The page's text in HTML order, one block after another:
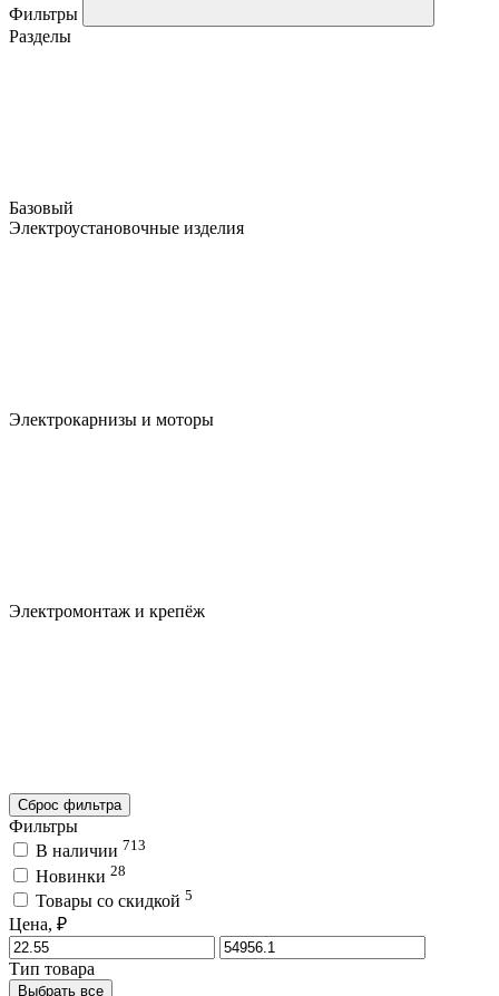
Фильтры
Разделы
Базовый
Электроустановочные изделия
Электрокарнизы и моторы
Электромонтаж и крепёж
Сброс фильтра
Фильтры
В наличии 713
Новинки 28
Товары со скидкой 5
Цена, ₽
Тип товара
Выбрать все